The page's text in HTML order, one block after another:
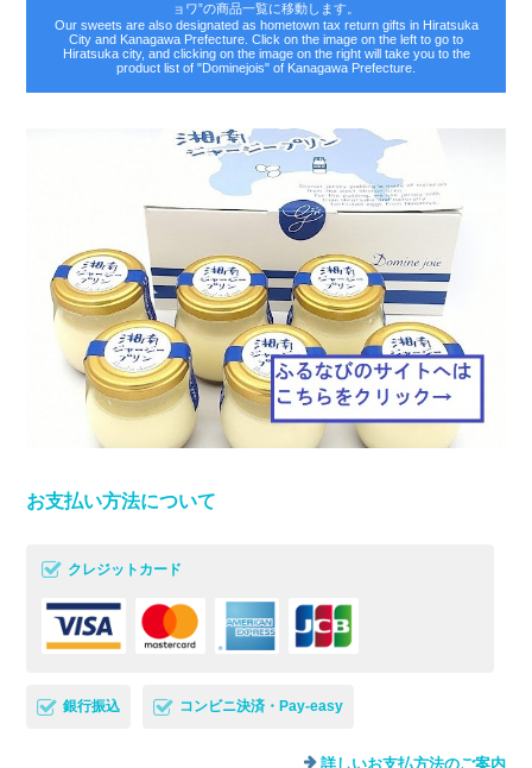
ョワ”の商品一覧に移動します。
Our sweets are also designated as hometown tax return gifts in Hiratsuka
City and Kanagawa Prefecture. Click on the image on the left to go to
Hiratsuka city, and clicking on the image on the right will take you to the
product list of "Dominejois" of Kanagawa Prefecture.
お支払い方法について
クレジットカード
銀行振込 コンビニ決済・Pay-easy
詳しいお支払方法のご案内